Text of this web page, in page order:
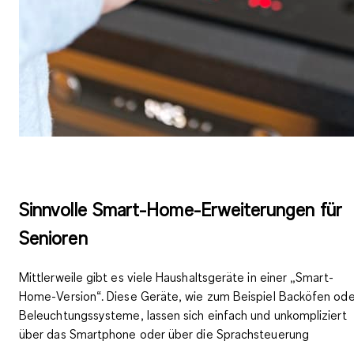
Sinnvolle Smart-Home-Erweiterungen für
Senioren
Mittlerweile gibt es viele Haushaltsgeräte in einer „Smart-
Home-Version“. Diese Geräte, wie zum Beispiel Backöfen
Beleuchtungssysteme, lassen sich einfach und unkompliziert
über das Smartphone oder über die Sprachsteuerung